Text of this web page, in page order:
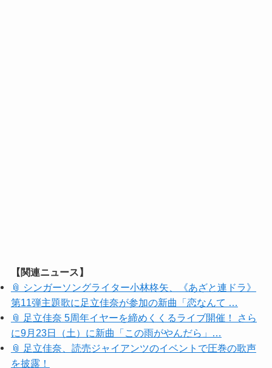
【関連ニュース】
📎 シンガーソングライター小林柊矢、《あざと連ドラ》
第11弾主題歌に足立佳奈が参加の新曲「恋なんて …
📎 足立佳奈 5周年イヤーを締めくくるライブ開催！ さら
に9月23日（土）に新曲「この雨がやんだら」…
📎 足立佳奈、読売ジャイアンツのイベントで圧巻の歌声
を披露！